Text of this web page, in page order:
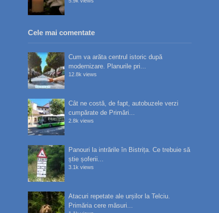
Cele mai comentate
Cum va arăta centrul istoric după
modernizare. Planurile pri...
12.8k views
Cât ne costă, de fapt, autobuzele verzi
cumpărate de Primări...
2.8k views
Panouri la intrările în Bistrița. Ce trebuie să
știe șoferii...
3.1k views
Atacuri repetate ale urșilor la Telciu.
Primăria cere măsuri...